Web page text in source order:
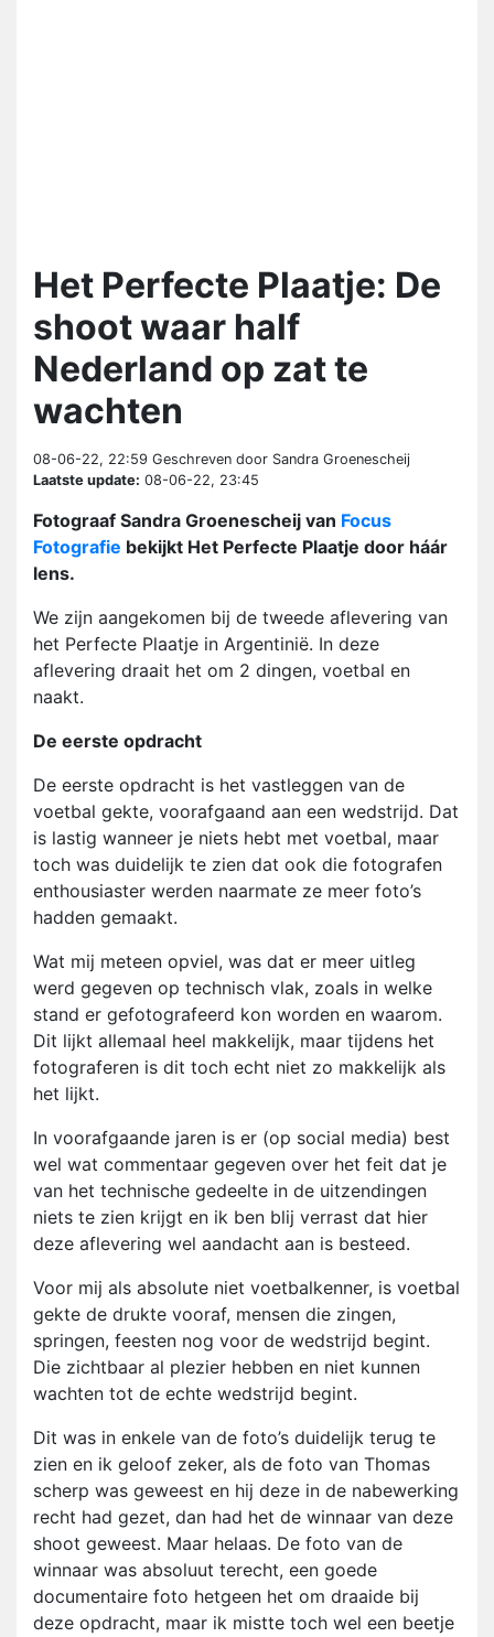
Het Perfecte Plaatje: De
shoot waar half
Nederland op zat te
wachten
08-06-22, 22:59 Geschreven door Sandra Groenescheij
Laatste update: 08-06-22, 23:45
Fotograaf Sandra Groenescheij van Focus
Fotografie bekijkt Het Perfecte Plaatje door háár
lens.
We zijn aangekomen bij de tweede aflevering van
het Perfecte Plaatje in Argentinië. In deze
aflevering draait het om 2 dingen, voetbal en
naakt.
De eerste opdracht
De eerste opdracht is het vastleggen van de
voetbal gekte, voorafgaand aan een wedstrijd. Dat
is lastig wanneer je niets hebt met voetbal, maar
toch was duidelijk te zien dat ook die fotografen
enthousiaster werden naarmate ze meer foto’s
hadden gemaakt.
Wat mij meteen opviel, was dat er meer uitleg
werd gegeven op technisch vlak, zoals in welke
stand er gefotografeerd kon worden en waarom.
Dit lijkt allemaal heel makkelijk, maar tijdens het
fotograferen is dit toch echt niet zo makkelijk als
het lijkt.
In voorafgaande jaren is er (op social media) best
wel wat commentaar gegeven over het feit dat je
van het technische gedeelte in de uitzendingen
niets te zien krijgt en ik ben blij verrast dat hier
deze aflevering wel aandacht aan is besteed.
Voor mij als absolute niet voetbalkenner, is voetbal
gekte de drukte vooraf, mensen die zingen,
springen, feesten nog voor de wedstrijd begint.
Die zichtbaar al plezier hebben en niet kunnen
wachten tot de echte wedstrijd begint.
Dit was in enkele van de foto’s duidelijk terug te
zien en ik geloof zeker, als de foto van Thomas
scherp was geweest en hij deze in de nabewerking
recht had gezet, dan had het de winnaar van deze
shoot geweest. Maar helaas. De foto van de
winnaar was absoluut terecht, een goede
documentaire foto hetgeen het om draaide bij
deze opdracht, maar ik mistte toch wel een beetje